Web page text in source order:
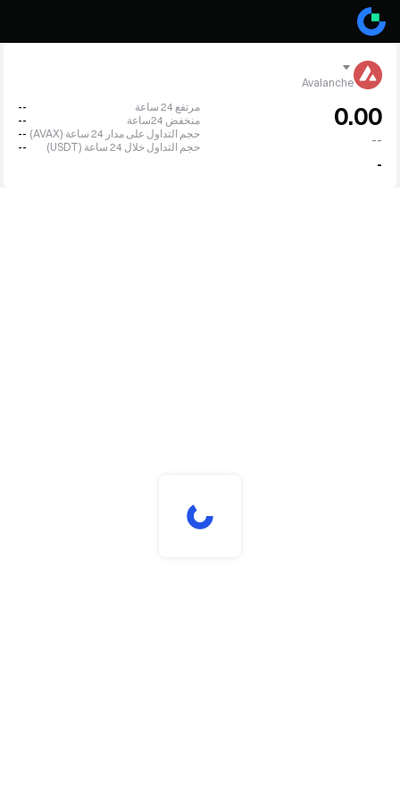
Avalanche
0.00
--
-
مرتفع 24 ساعة
--
منخفض 24ساعة
--
حجم التداول على مدار 24 ساعة (AVAX)
--
حجم التداول خلال 24 ساعة (USDT)
--